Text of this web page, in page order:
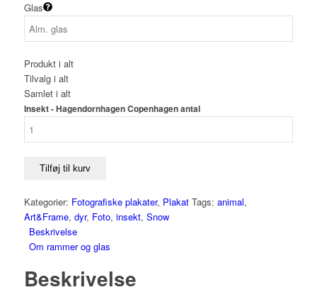
Glas
Produkt i alt
Tilvalg i alt
Samlet i alt
Insekt - Hagendornhagen Copenhagen antal
Tilføj til kurv
Kategorier: Fotografiske plakater, Plakat Tags: animal,
Art&Frame, dyr, Foto, insekt, Snow
Beskrivelse
Om rammer og glas
Beskrivelse